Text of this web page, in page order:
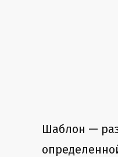
Шаблон —